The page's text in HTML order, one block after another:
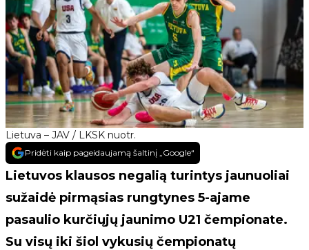
Lietuva – JAV / LKSK nuotr.
Pridėti kaip pageidaujamą šaltinį „Google“
Lietuvos klausos negalią turintys jaunuoliai
sužaidė pirmąsias rungtynes 5-ajame
pasaulio kurčiųjų jaunimo U21 čempionate.
Su visų iki šiol vykusių čempionatų